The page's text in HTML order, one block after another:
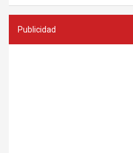
Publicidad